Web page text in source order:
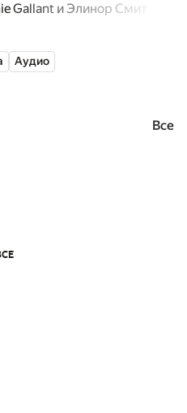
Gallant и Элинор Смит
Аудио
Все